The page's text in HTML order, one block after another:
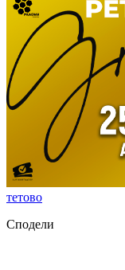
тетово
Сподели